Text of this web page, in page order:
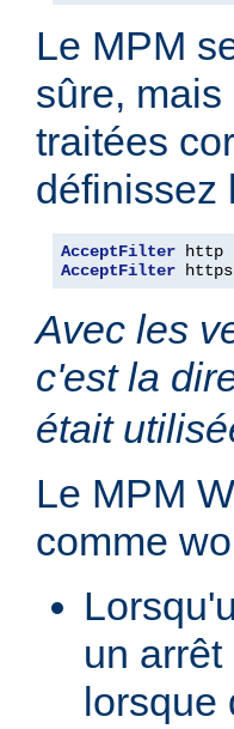
Le MPM
sûre,
traitées
définissez
AcceptFilter
AcceptFilter https
Avec les
c'est la
était
Le MPM
comme
un